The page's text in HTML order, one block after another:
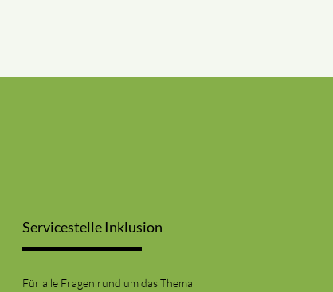
Servicestelle Inklusion
Für alle Fragen rund um das Thema